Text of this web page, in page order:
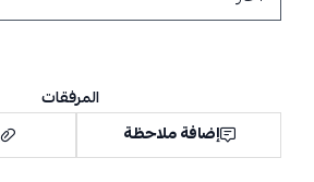
المرفقات
إضافة ملاحظة